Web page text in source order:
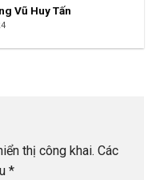
Vũ Huy Tấn
thị công khai. Các
*